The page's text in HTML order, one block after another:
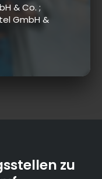
& Co. ;
GmbH &
zu